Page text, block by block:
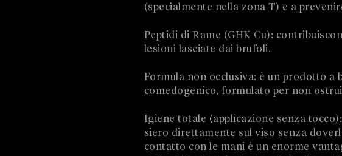
(specialmente nella zona T) e a
Peptidi di Rame (GHK-Cu):
lesioni lasciate dai brufoli.
Formula non occlusiva: è un prodotto a
comedogenico, formulato per non
Igiene totale (applicazione senza
siero direttamente sul viso senza
contatto con le mani è un enorme